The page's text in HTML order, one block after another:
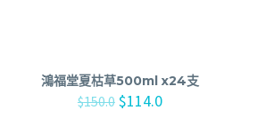
鴻福堂夏枯草500ml x24支
$150.0 $114.0